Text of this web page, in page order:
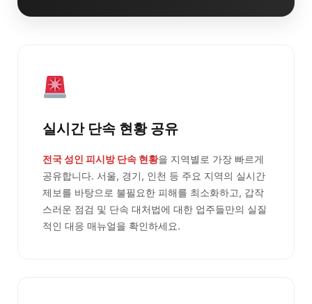
실시간 단속 현황 공유
전국 성인 피시방 단속 현황을 지역별로 가장 빠르게
공유합니다. 서울, 경기, 인천 등 주요 지역의 실시간
제보를 바탕으로 불필요한 피해를 최소화하고, 갑작
스러운 점검 및 단속 대처법에 대한 업주들만의 실질
적인 대응 매뉴얼을 확인하세요.